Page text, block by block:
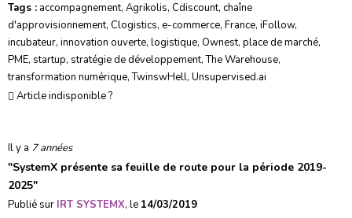
Tags : accompagnement, Agrikolis, Cdiscount, chaîne
d'approvisionnement, Clogistics, e-commerce, France, iFollow,
incubateur, innovation ouverte, logistique, Ownest, place de marché,
PME, startup, stratégie de développement,The Warehouse,
transformation numérique,TwinswHell, Unsupervised.ai
Article indisponible ?
Il y a 7 années
"SystemX présente sa feuille de route pour la période 2019-
2025"
Publié sur IRT SYSTEMX, le 14/03/2019